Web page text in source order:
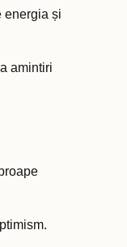
energia și
amintiri